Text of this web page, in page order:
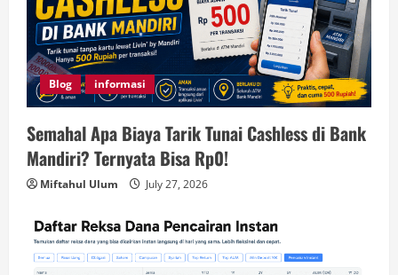
Blog informasi
Semahal Apa Biaya Tarik Tunai Cashless di Bank
Mandiri? Ternyata Bisa Rp0!
Miftahul Ulum July 27, 2026